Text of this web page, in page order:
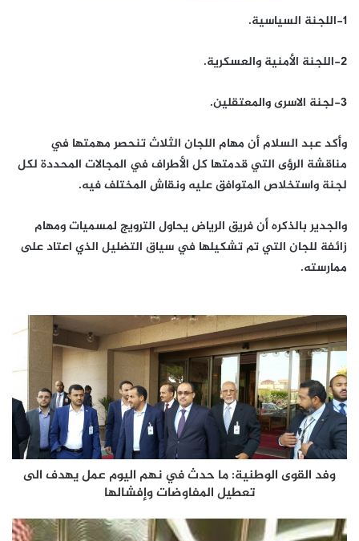
١-اللجنة السياسية.
٢-اللجنة الأمنية والعسكرية.
٣-لجنة الاسرى والمعتقلين.
وأكد عبد السلام أن مهام اللجان الثلاث تنحصر مهمتها في
مناقشة الرؤى التي قدمتها كل الأطراف في المجالات المحددة لكل
لجنة واستخلاص المتوافق عليه ونقاش المختلف فيه.
والجدير بالذكره أن فريق الرياض يحاول الترويج لمسميات ومهام
زائفة للجان التي تم تشكيلها في سياق التضليل الذي اعتاد على
ممارسته.
وفد القوى الوطنية: ما حدث في نهم اليوم عمل يهدف الى
تعطيل المفاوضات وإفشالها